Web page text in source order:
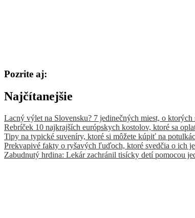
Pozrite aj:
Najčítanejšie
Lacný výlet na Slovensku? 7 jedinečných miest, o ktorých
Rebríček 10 najkrajších európskych kostolov, ktoré sa
Tipy na typické suveníry, ktoré si môžete kúpiť na
Prekvapivé fakty o ryšavých ľuďoch, ktoré svedčia o ich
Zabudnutý hrdina: Lekár zachránil tisícky detí pomocou